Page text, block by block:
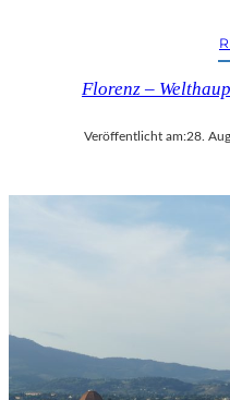
Florenz –
Veröffentlicht am:28.